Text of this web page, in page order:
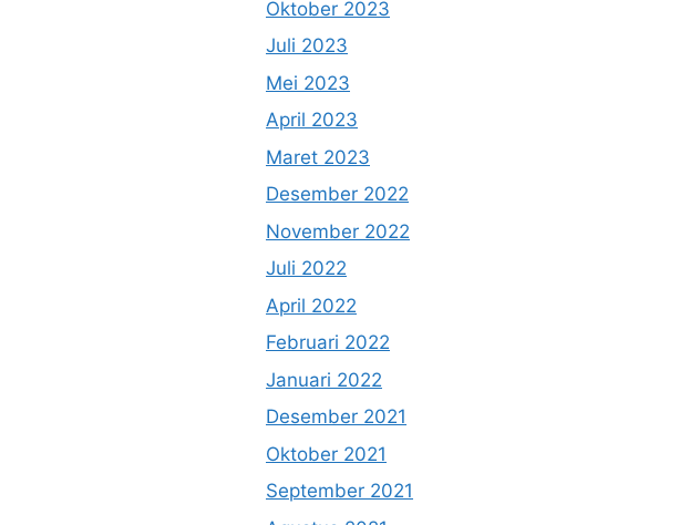
Oktober 2023
Juli 2023
Mei 2023
April 2023
Maret 2023
Desember 2022
November 2022
Juli 2022
April 2022
Februari 2022
Januari 2022
Desember 2021
Oktober 2021
September 2021